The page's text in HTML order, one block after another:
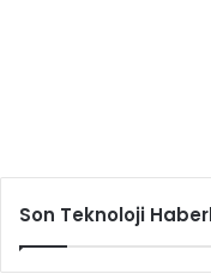
Son Teknoloji